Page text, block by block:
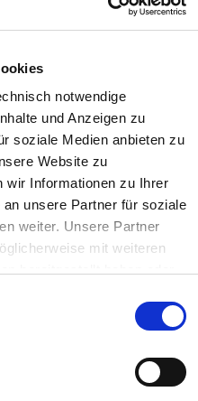
notwendige
und Anzeigen zu
soziale Medien anbieten zu
Website zu
wir Informationen zu Ihrer
unsere Partner für soziale
weiter. Unsere Partner
mit weiteren
1-2 Werktage